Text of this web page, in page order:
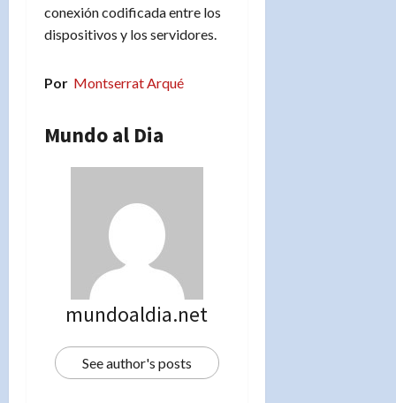
conexión codificada entre los
dispositivos y los servidores.
Por Montserrat Arqué
Mundo al Dia
mundoaldia.net
See author's posts